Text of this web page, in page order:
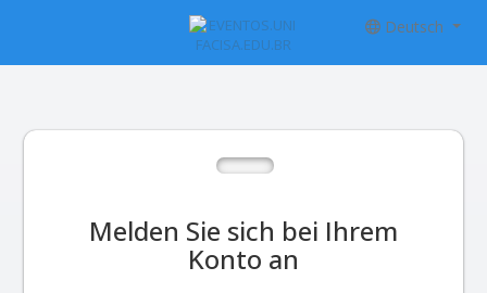
Deutsch
Melden Sie sich bei Ihrem
Konto an